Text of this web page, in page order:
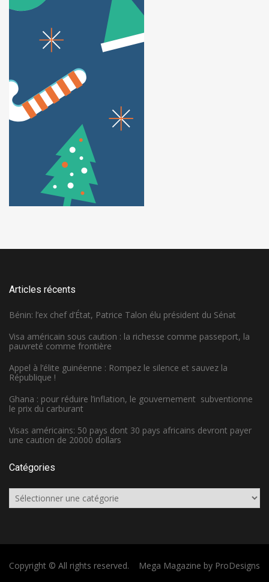
Articles récents
Bénin: l’ex chef d’État, Patrice Talon élu président du Sénat
Visa américain sous caution : la richesse comme passeport, la
pauvreté comme frontière
Appel à l’élite guinéenne : Rompez le silence et sauvez la
République !
Ghana : pour réduire l’inflation, le gouvernement subventionne
le prix du carburant
Visas américains: 50 pays dont 30 pays africains devront payer
une caution de 20000 dollars
Catégories
Catégories
Copyright © All rights reserved. Mega Magazine by ProDesigns